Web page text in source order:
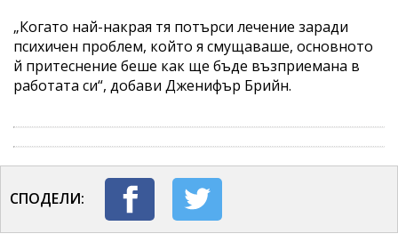
„Когато най-накрая тя потърси лечение заради
психичен проблем, който я смущаваше, основното
й притеснение беше как ще бъде възприемана в
работата си“, добави Дженифър Брийн.
СПОДЕЛИ: